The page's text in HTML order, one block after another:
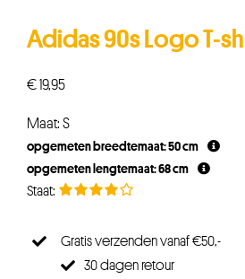
Adidas 90s Logo T-
€19,95
Maat: S
opgemeten breedtemaat: 50 cm
opgemeten lengtemaat: 68 cm
Gratis verzenden vanaf €50,-
30 dagen retour